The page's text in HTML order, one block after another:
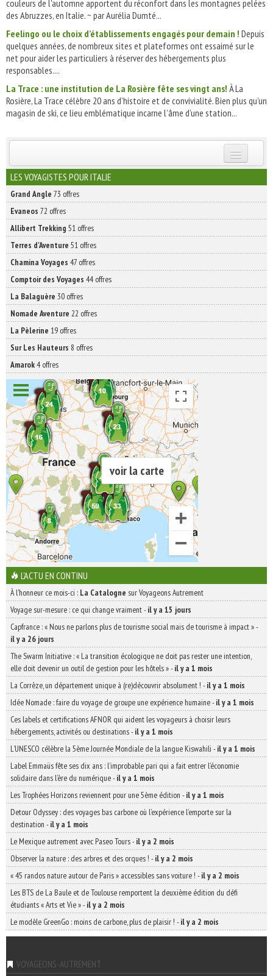
couleurs de l'automne apportent du réconfort dans les montagnes pelées
des Abruzzes, en Italie. ~ par Aurélia Dumté...
Feelingo ou le choix d’établissements engagés pour demain ! Depuis
quelques années, de nombreux sites et plateformes ont essaimé sur le
net pour aider les particuliers à réserver des hébergements plus
responsables....
La Trace : une institution de La Rosière fête ses vingt ans! À La
Rosière, La Trace célèbre 20 ans d’histoire et de convivialité. Bien plus qu’un
magasin de ski, ce lieu emblématique incarne l’âme d’une station...
INSCRIVEZ-VOUS | ABONNEZ-VOUS
LES VOYAGISTES POUR ITALIE
Grand Angle 73 offres
Evaneos 72 offres
Allibert Trekking 51 offres
Terres d'Aventure 51 offres
Chamina Voyages 47 offres
Comptoir des Voyages 44 offres
La Balaguère 30 offres
Nomade Aventure 22 offres
La Pèlerine 19 offres
Sur Les Hauteurs 8 offres
Amarok4 offres
voir la carte
L'ACTU EN CONTINU
À l'honneur ce mois-ci : La Catalogne sur Voyageons Autrement
Voyage sur-mesure : ce qui change vraiment-il y a 15 jours
Capfrance : « Nous ne parlons plus de tourisme social mais de tourisme à impact »-
il y a 26 jours
The Swarm Initiative : « La transition écologique ne doit pas rester une intention,
elle doit devenir un outil de gestion pour les hôtels »-il y a 1 mois
La Corrèze, un département unique à (re)découvrir absolument ! -il y a 1 mois
Idée Nomade : faire du voyage de groupe une expérience humaine-il y a 1 mois
Ces labels et certifications AFNOR qui aident les voyageurs à choisir leurs
hébergements, activités ou destinations-il y a 1 mois
L’UNESCO célèbre la 5ème Journée Mondiale de la langue Kiswahili -il y a 1 mois
Label Emmaüs fête ses dix ans : l’improbable pari qui a fait entrer l’économie
solidaire dans l’ère du numérique-il y a 1 mois
Les Trophées Horizons reviennent pour une 5ème édition -il y a 1 mois
Detour Odyssey : des voyages bas carbone où l’expérience l’emporte sur la
destination -il y a 1 mois
Le Mexique autrement avec Paseo Tours-il y a 2 mois
Observer la nature : des arbres et des orques ! -il y a 2 mois
« 45 randos nature autour de Paris » accessibles sans voiture ! -il y a 2 mois
Les BTS de La Baule et de Toulouse remportent la deuxième édition du défi
étudiants « Arts et Vie »-il y a 2 mois
Le modèle GreenGo : moins de carbone, plus de plaisir ! -il y a 2 mois
VOYAGEONS-AUTREMENT